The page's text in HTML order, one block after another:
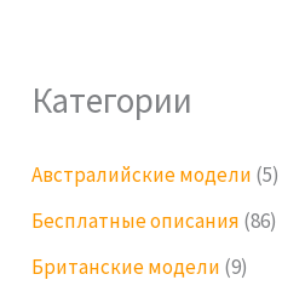
Категории
Австралийские модели (5)
Бесплатные описания (86)
Британские модели (9)